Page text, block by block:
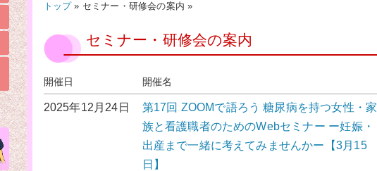
トップ» セミナー・研修会の案内 »
セミナー・研修会の案内
開催日 開催名
2025年12月24日
第17回 ZOOMで語ろう 糖尿病を持つ女性・家
族と看護職者のためのWebセミナー ー妊娠・
出産まで一緒に考えてみませんかー【3月15
日】